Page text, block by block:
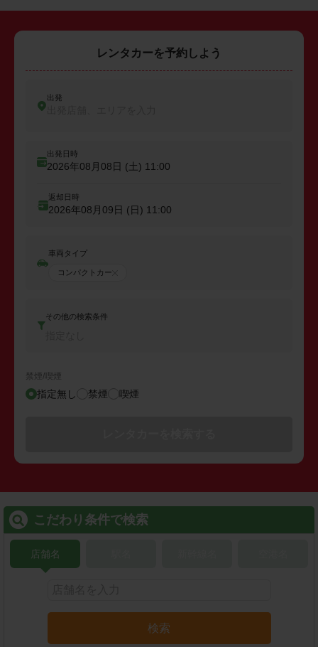
レンタカーを予約しよう
出発
出発日時
2026年08月08日 (土) 11:00
返却日時
2026年08月09日 (日) 11:00
車両タイプ
コンパクトカー
その他の検索条件
禁煙/喫煙
指定無し 禁煙 喫煙
こだわり条件で検索
店舗名
検索